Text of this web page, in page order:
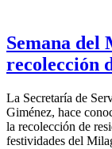
Semana del
recolección
La Secretaría de
Giménez, hace
la recolección de
festividades del